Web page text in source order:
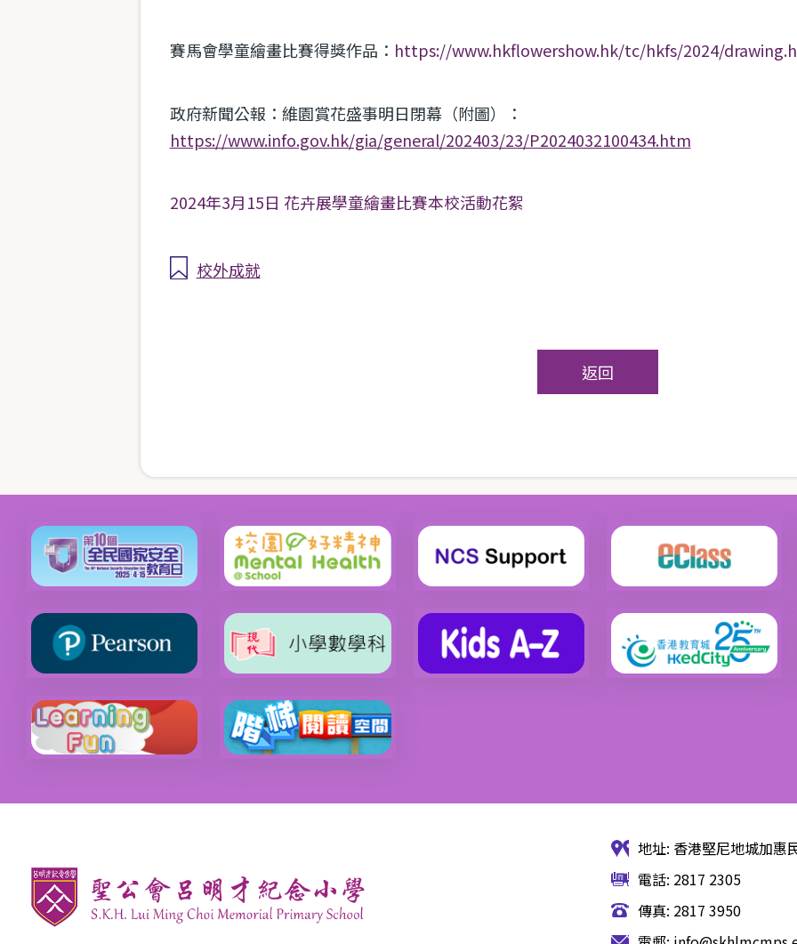
賽馬會學童繪畫比賽得獎作品： https://www.hkflowershow.hk/tc/hkfs/2024/
政府新聞公報：維園賞花盛事明日閉幕（附圖）：
https://www.info.gov.hk/gia/general/202403/23/P2024032100434.htm
2024年3月15日 花卉展學童繪畫比賽本校活動花絮
校外成就
返回
地址: 香港堅尼地城加惠
電話: 2817 2305
傳真: 2817 3950